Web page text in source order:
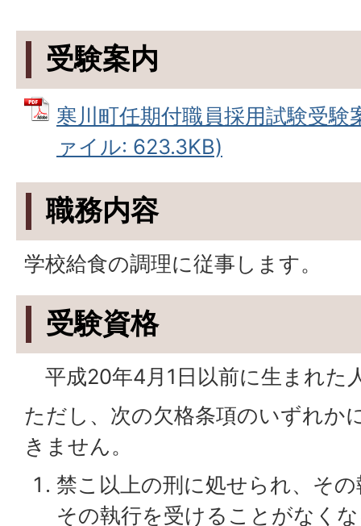
受験案内
寒川町任期付職員採用試験受験
ァイル: 623.3KB)
職務内容
学校給食の調理に従事します。
受験資格
平成20年4月1日以前に生まれた
ただし、次の欠格条項のいずれか
きません。
禁こ以上の刑に処せられ、そ
その執行を受けることがなく